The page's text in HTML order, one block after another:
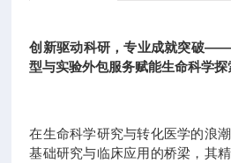
创新驱动科研，专业成就突破
型与实验外包服务赋能生命科学探
在生命科学研究与转化医学的浪
基础研究与临床应用的桥梁，其